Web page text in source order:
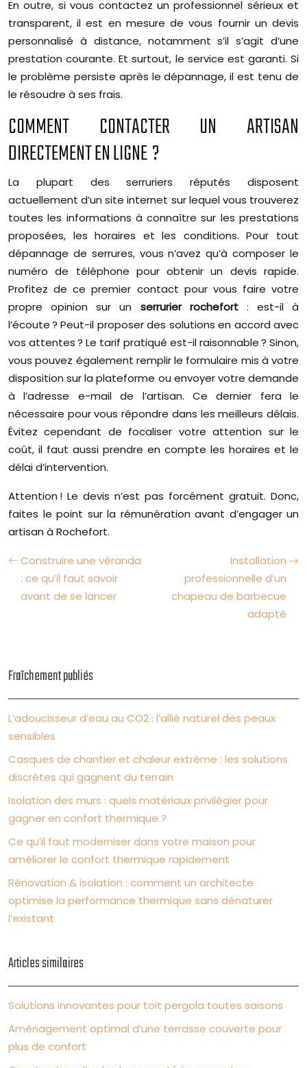
En outre, si vous contactez un professionnel sérieux et
transparent, il est en mesure de vous fournir un devis
personnalisé à distance, notamment s’il s’agit d’une
prestation courante. Et surtout, le service est garanti. Si
le problème persiste après le dépannage, il est tenu de
le résoudre à ses frais.
COMMENT CONTACTER UN ARTISAN
DIRECTEMENT EN LIGNE ?
La plupart des serruriers réputés disposent
actuellement d’un site internet sur lequel vous trouverez
toutes les informations à connaître sur les prestations
proposées, les horaires et les conditions. Pour tout
dépannage de serrures, vous n’avez qu’à composer le
numéro de téléphone pour obtenir un devis rapide.
Profitez de ce premier contact pour vous faire votre
propre opinion sur un serrurier rochefort : est-il à
l’écoute ? Peut-il proposer des solutions en accord avec
vos attentes ? Le tarif pratiqué est-il raisonnable ? Sinon,
vous pouvez également remplir le formulaire mis à votre
disposition sur la plateforme ou envoyer votre demande
à l’adresse e-mail de l’artisan. Ce dernier fera le
nécessaire pour vous répondre dans les meilleurs délais.
Évitez cependant de focaliser votre attention sur le
coût, il faut aussi prendre en compte les horaires et le
délai d’intervention.
Attention ! Le devis n’est pas forcément gratuit. Donc,
faites le point sur la rémunération avant d’engager un
artisan à Rochefort.
Construire une véranda
: ce qu’il faut savoir
avant de se lancer
Installation
professionnelle d’un
chapeau de barbecue
adapté
Fraîchement publiés
L’adoucisseur d’eau au CO2 : l’allié naturel des peaux
sensibles
Casques de chantier et chaleur extrême : les solutions
discrètes qui gagnent du terrain
Isolation des murs : quels matériaux privilégier pour
gagner en confort thermique ?
Ce qu’il faut moderniser dans votre maison pour
améliorer le confort thermique rapidement
Rénovation & isolation : comment un architecte
optimise la performance thermique sans dénaturer
l’existant
Articles similaires
Solutions innovantes pour toit pergola toutes saisons
Aménagement optimal d’une terrasse couverte pour
plus de confort